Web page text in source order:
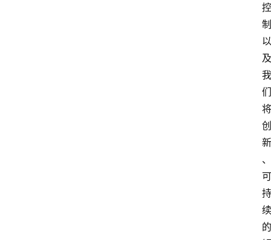
控
制
以
及
我
们
将
创
新
、
可
持
续
的